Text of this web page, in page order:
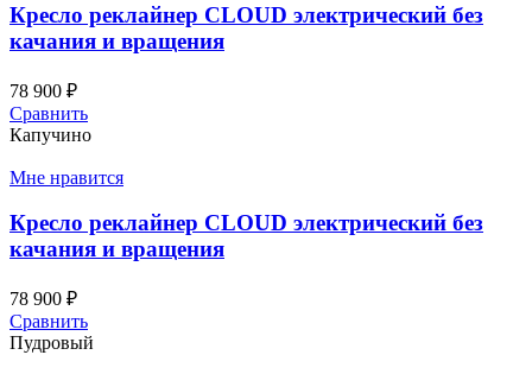
Кресло реклайнер CLOUD электрический без
качания и вращения
78 900 ₽
Сравнить
Капучино
Мне нравится
Кресло реклайнер CLOUD электрический без
качания и вращения
78 900 ₽
Сравнить
Пудровый